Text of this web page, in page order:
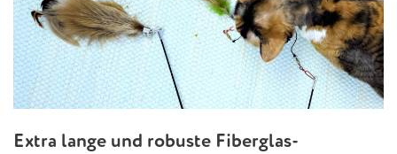
Extra lange und robuste Fiberglas-